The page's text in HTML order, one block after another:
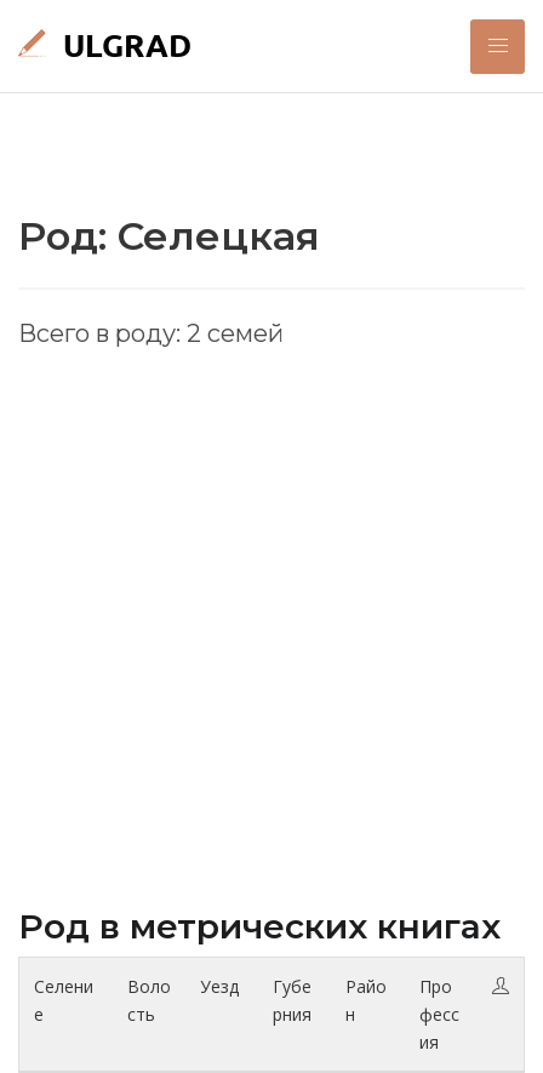
Род: Селецкая
Всего в роду: 2 семей
Род в метрических книгах
Селени
е
Воло
сть
Уезд
Губе
рния
Райо
н
Про
фесс
ия